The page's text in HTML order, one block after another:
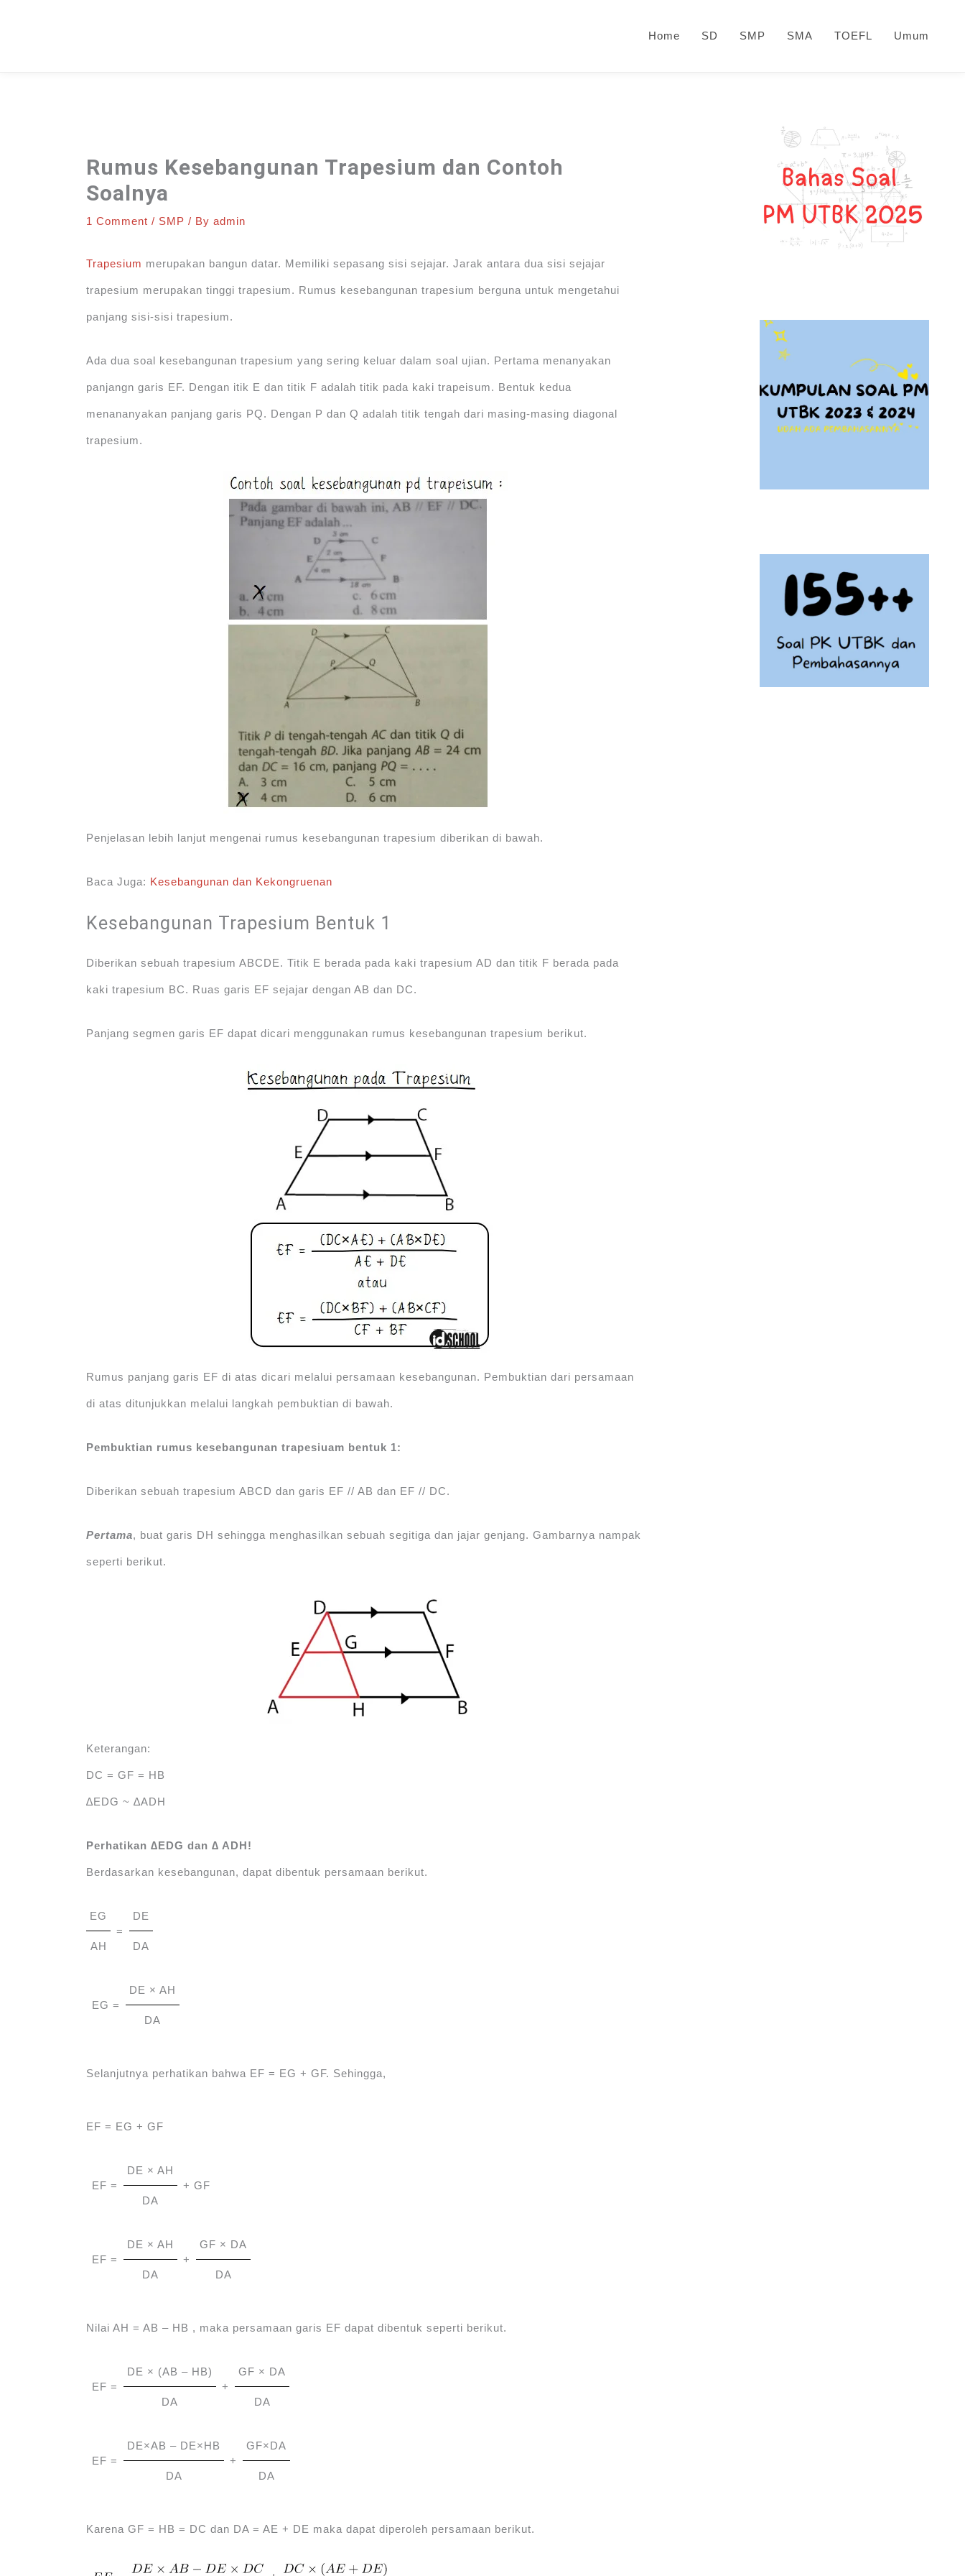
Home SD SMP SMA TOEFL Umum
Rumus Kesebangunan Trapesium dan Contoh
Soalnya
1 Comment / SMP / Byadmin
Trapesium merupakan bangun datar. Memiliki sepasang sisi sejajar. Jarak antara dua sisi sejajar
trapesium merupakan tinggi trapesium. Rumus kesebangunan trapesium berguna untuk mengetahui
panjang sisi-sisi trapesium.
Ada dua soal kesebangunan trapesium yang sering keluar dalam soal ujian. Pertama menanyakan
panjangn garis EF. Dengan itik E dan titik F adalah titik pada kaki trapeisum. Bentuk kedua
menananyakan panjang garis PQ. Dengan P dan Q adalah titik tengah dari masing-masing diagonal
trapesium.
Penjelasan lebih lanjut mengenai rumus kesebangunan trapesium diberikan di bawah.
Baca Juga: Kesebangunan dan Kekongruenan
Kesebangunan Trapesium Bentuk 1
Diberikan sebuah trapesium ABCDE. Titik E berada pada kaki trapesium AD dan titik F berada pada
kaki trapesium BC. Ruas garis EF sejajar dengan AB dan DC.
Panjang segmen garis EF dapat dicari menggunakan rumus kesebangunan trapesium berikut.
Rumus panjang garis EF di atas dicari melalui persamaan kesebangunan. Pembuktian dari persamaan
di atas ditunjukkan melalui langkah pembuktian di bawah.
Pembuktian rumus kesebangunan trapesiuam bentuk 1:
Diberikan sebuah trapesium ABCD dan garis EF // AB dan EF // DC.
Pertama, buat garis DH sehingga menghasilkan sebuah segitiga dan jajar genjang. Gambarnya nampak
seperti berikut.
Keterangan:
DC = GF = HB
∆EDG ~ ∆ADH
Perhatikan ∆EDG dan ∆ ADH!
Berdasarkan kesebangunan, dapat dibentuk persamaan berikut.
EG
AH
=
DE
DA
EG =
DE × AH
DA
Selanjutnya perhatikan bahwa EF = EG + GF. Sehingga,
EF = EG + GF
EF =
DE × AH
DA
+ GF
EF =
DE × AH
DA
+
GF × DA
DA
Nilai AH = AB ‒ HB , maka persamaan garis EF dapat dibentuk seperti berikut.
EF =
DE × (AB – HB)
DA
+
GF × DA
DA
EF =
DE×AB – DE×HB
DA
+
GF×DA
DA
Karena GF = HB = DC dan DA = AE + DE maka dapat diperoleh persamaan berikut.